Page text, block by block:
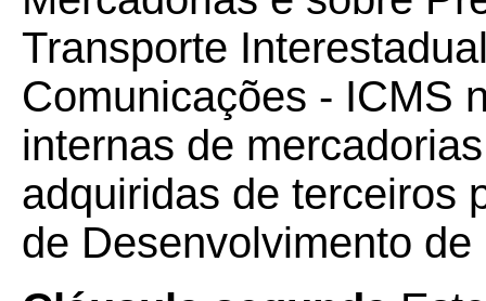
Transporte
Comunicações - ICMS
internas de
adquiridas de terceiros
de Desenvolvimento